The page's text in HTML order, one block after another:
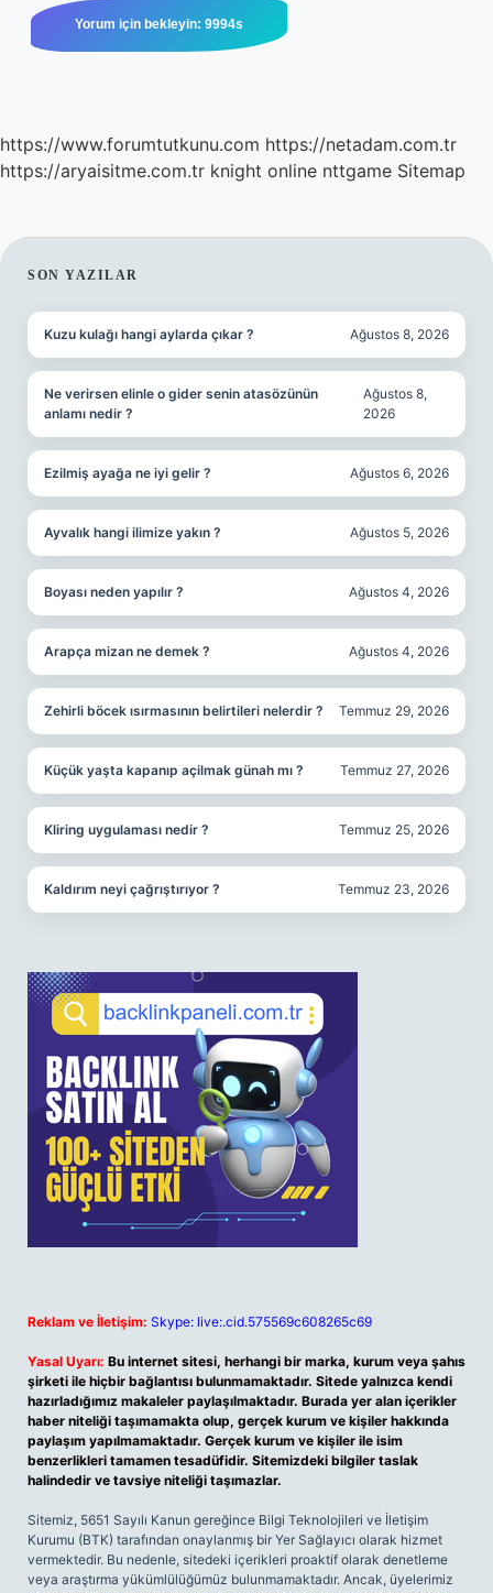
https://www.forumtutkunu.com https://netadam.com.tr
https://aryaisitme.com.tr knight online nttgame Sitemap
SIDEBAR
SON YAZILAR
Kuzu kulağı hangi aylarda çıkar ? Ağustos 8, 2026
Ne verirsen elinle o gider senin atasözünün
anlamı nedir ?
Ağustos 8,
2026
Ezilmiş ayağa ne iyi gelir ? Ağustos 6, 2026
Ayvalık hangi ilimize yakın ? Ağustos 5, 2026
Boyası neden yapılır ? Ağustos 4, 2026
Arapça mizan ne demek ? Ağustos 4, 2026
Zehirli böcek ısırmasının belirtileri nelerdir ? Temmuz 29, 2026
Küçük yaşta kapanıp açilmak günah mı ? Temmuz 27, 2026
Kliring uygulaması nedir ? Temmuz 25, 2026
Kaldırım neyi çağrıştırıyor ? Temmuz 23, 2026
Reklam ve İletişim: Skype: live:.cid.575569c608265c69
Yasal Uyarı: Bu internet sitesi, herhangi bir marka, kurum veya şahıs
şirketi ile hiçbir bağlantısı bulunmamaktadır. Sitede yalnızca kendi
hazırladığımız makaleler paylaşılmaktadır. Burada yer alan içerikler
haber niteliği taşımamakta olup, gerçek kurum ve kişiler hakkında
paylaşım yapılmamaktadır. Gerçek kurum ve kişiler ile isim
benzerlikleri tamamen tesadüfidir. Sitemizdeki bilgiler taslak
halindedir ve tavsiye niteliği taşımazlar.
Sitemiz, 5651 Sayılı Kanun gereğince Bilgi Teknolojileri ve İletişim
Kurumu (BTK) tarafından onaylanmış bir Yer Sağlayıcı olarak hizmet
vermektedir. Bu nedenle, sitedeki içerikleri proaktif olarak denetleme
veya araştırma yükümlülüğümüz bulunmamaktadır. Ancak, üyelerimiz